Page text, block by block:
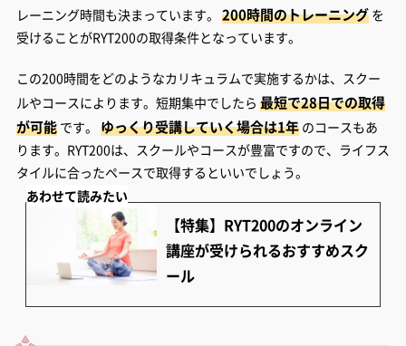
レーニング時間も決まっています。 200時間のトレーニング を
受けることがRYT200の取得条件となっています。
この200時間をどのようなカリキュラムで実施するかは、スクー
ルやコースによります。短期集中でしたら 最短で28日での取得
が可能 です。 ゆっくり受講していく場合は1年 のコースもあ
ります。RYT200は、スクールやコースが豊富ですので、ライフス
タイルに合ったペースで取得するといいでしょう。
あわせて読みたい
【特集】RYT200のオンライン
講座が受けられるおすすめスク
ール